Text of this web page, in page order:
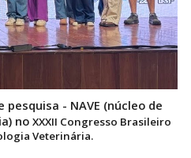
pesquisa - NAVE (núcleo de
no XXXII Congresso Brasileiro
Veterinária.